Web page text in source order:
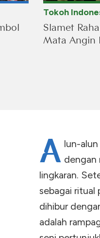
Tokoh
Slamet
Mata Angin
A lun-alun
dengan
lingkaran.
sebagai ritual
dihibur
adalah